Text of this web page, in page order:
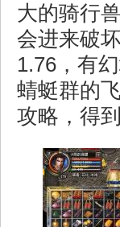
大的骑行
会进来破
1.76，有
蜻蜓群的
攻略，得